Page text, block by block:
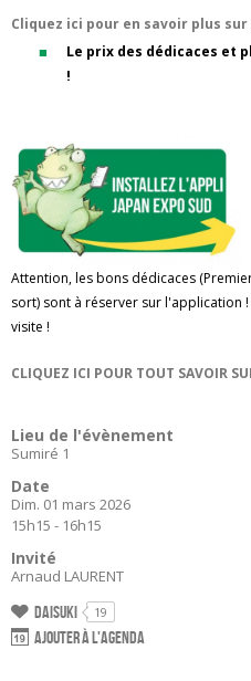
Cliquez ici pour en savoir plus
Le prix des dédicaces et
!
Attention, les bons dédicaces
sort) sont à réserver sur l'application
visite !
CLIQUEZ ICI POUR TOUT SAVOIR
Lieu de l'évènement
Sumiré 1
Date
Dim. 01 mars 2026
15h15 - 16h15
Invité
Arnaud LAURENT
Daisuki 19
Ajouter à l'agenda